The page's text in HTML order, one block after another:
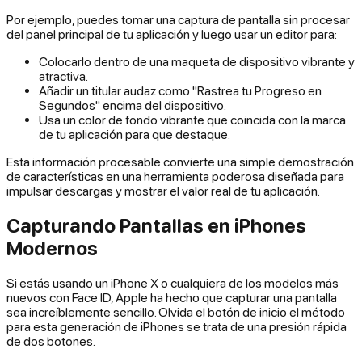
Por ejemplo, puedes tomar una captura de pantalla sin procesar
del panel principal de tu aplicación y luego usar un editor para:
Colocarlo dentro de una maqueta de dispositivo vibrante y
atractiva.
Añadir un titular audaz como "Rastrea tu Progreso en
Segundos" encima del dispositivo.
Usa un color de fondo vibrante que coincida con la marca
de tu aplicación para que destaque.
Esta información procesable convierte una simple demostración
de características en una herramienta poderosa diseñada para
impulsar descargas y mostrar el valor real de tu aplicación.
Capturando Pantallas en iPhones
Modernos
Si estás usando un iPhone X o cualquiera de los modelos más
nuevos con Face ID, Apple ha hecho que capturar una pantalla
sea increíblemente sencillo. Olvida el botón de inicio el método
para esta generación de iPhones se trata de una presión rápida
de dos botones.